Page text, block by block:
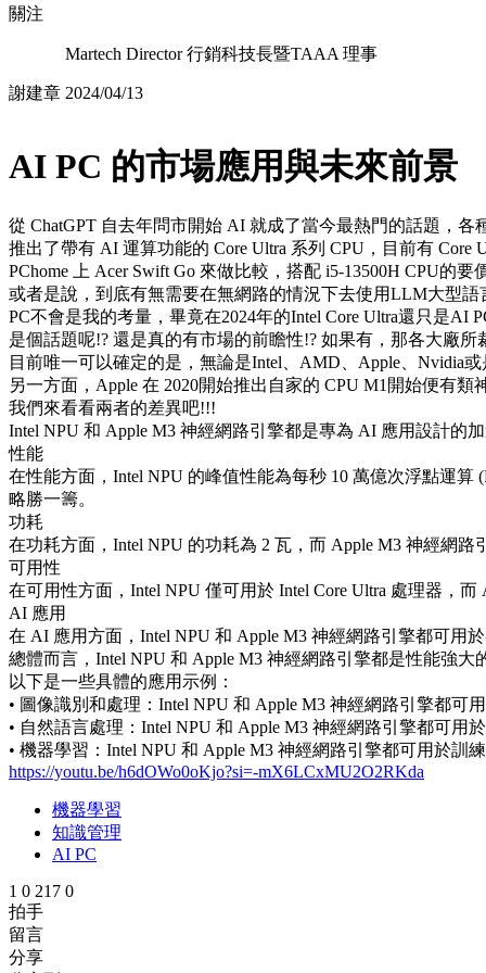
關注
謝建章
Martech Director 行銷科技長暨TAAA 理事
2024/04/13
AI PC 的市場應用與未來前景
從 ChatGPT 自去年問市開始 AI 就成了當今最熱門的話題，
推出了帶有 AI 運算功能的 Core Ultra 系列 CPU，目前有
PChome 上 Acer Swift Go 來做比較，搭配 i5-13500H CPU的
或者是說，到底有無需要在無網路的情況下去使用LLM大型
PC不會是我的考量，畢竟在2024年的Intel Core Ultra還只是
是個話題呢!? 還是真的有市場的前瞻性!? 如果有，那各大廠
目前唯一可以確定的是，無論是Intel、AMD、Apple、Nvidia
另一方面，Apple 在 2020開始推出自家的 CPU M1開始便有
我們來看看兩者的差異吧!!!
Intel NPU 和 Apple M3 神經網路引擎都是專為 AI 應用設計的
性能
在性能方面，Intel NPU 的峰值性能為每秒 10 萬億次浮點運
略勝一籌。
功耗
在功耗方面，Intel NPU 的功耗為 2 瓦，而 Apple M3 神經網
可用性
在可用性方面，Intel NPU 僅可用於 Intel Core Ultra 處理器，
AI 應用
在 AI 應用方面，Intel NPU 和 Apple M3 神經網路引擎都可用
總體而言，Intel NPU 和 Apple M3 神經網路引擎都是性能強
以下是一些具體的應用示例：
• 圖像識別和處理：Intel NPU 和 Apple M3 神經網路引擎都
• 自然語言處理：Intel NPU 和 Apple M3 神經網路引擎都可
• 機器學習：Intel NPU 和 Apple M3 神經網路引擎都可用於
https://youtu.be/h6dOWo0oKjo?si=-mX6LCxMU2O2RKda
機器學習
知識管理
AI PC
1 0 217 0
拍手
留言
分享